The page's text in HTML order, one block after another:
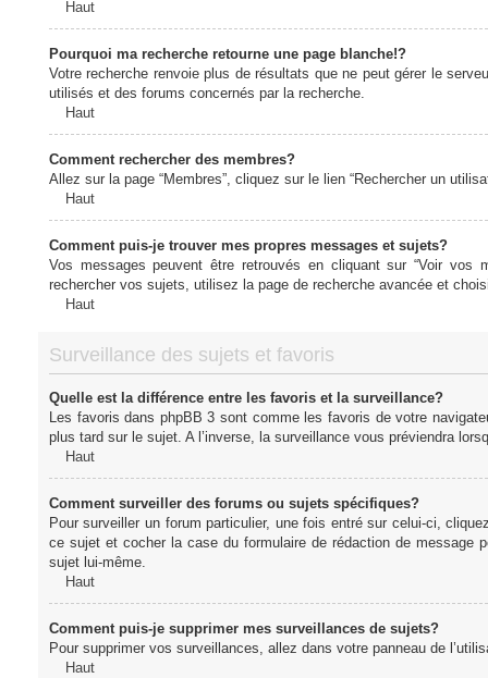
Haut
Pourquoi ma recherche retourne une page blanche!?
Votre recherche renvoie plus de résultats que ne peut gérer le
utilisés et des forums concernés par la recherche.
Haut
Comment rechercher des membres?
Allez sur la page “Membres”, cliquez sur le lien “Rechercher un
Haut
Comment puis-je trouver mes propres messages et sujets?
Vos messages peuvent être retrouvés en cliquant sur “Voir vos
rechercher vos sujets, utilisez la page de recherche avancée et
Haut
Surveillance des sujets et favoris
Quelle est la différence entre les favoris et la surveillance?
Les favoris dans phpBB 3 sont comme les favoris de votre
plus tard sur le sujet. A l’inverse, la surveillance vous préviendra
Haut
Comment surveiller des forums ou sujets spécifiques?
Pour surveiller un forum particulier, une fois entré sur celui-ci,
ce sujet et cocher la case du formulaire de rédaction de message
sujet lui-même.
Haut
Comment puis-je supprimer mes surveillances de sujets?
Pour supprimer vos surveillances, allez dans votre panneau de
Haut